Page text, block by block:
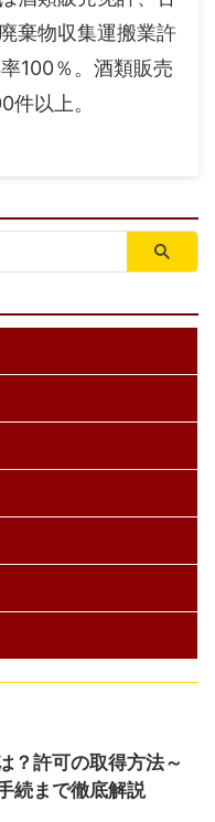
棄物収集運搬業許
100％。酒類販売
件以上。
？許可の取得方法～
続まで徹底解説